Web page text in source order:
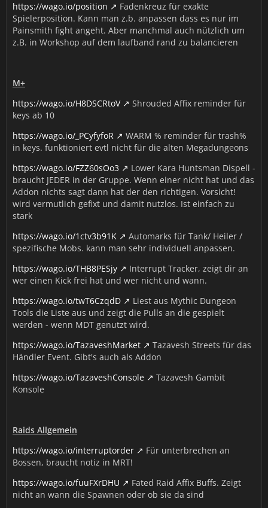
https://wago.io/position
Fadenkreuz für exakte
Spielerposition. Kann man z.b. anpassen dass es nur im
Painsmith fight angeht. Aber manchmal auch nützlich um
z.B. in Workshop auf dem laufband rand zu balancieren
M+
https://wago.io/H8DSCRtoV
Shrouded Affix reminder für
keys ab 10
https://wago.io/_PCyfyfoR
WARM % reminder für trash%
in keys. funktioniert evtl nicht für die alten Megadungeons
https://wago.io/FZZ60sOo3
Lower Kara Huntsman Dispell -
braucht JEDER in der Gruppe. Wenn einer nicht hat und das
Addon nichts sagt dann hat der den richtigen. Vorsicht!
wird vermutlich gefixt und damit nutzlos. Ist einfach zu
stark
https://wago.io/1ctv3b91K
Automarks für Tank/ Heiler /
spezifische Mobs. kann man sehr individuell anpassen.
https://wago.io/THB8PESjy
Interrupt Tracker, zeigt dir an
wer einen Kick frei hat und wer nicht und wann.
https://wago.io/twT6CzqdD
Liest aus Mythic Dungeon
Tools die Liste aus und zeigt die Pulls an die gespielt
werden - wenn MDT genutzt wird.
https://wago.io/TazaveshMarket
Tazavesh Streets für das
Händler Event. Gibt's auch als Addon
https://wago.io/TazaveshConsole
Tazavesh Gambit
Konsole
Raids Allgemein
https://wago.io/interruptorder
Für unterbrechen an
Bossen, braucht notiz in MRT!
https://wago.io/fuuFXrDHU
Fated Raid Affix Buffs. Zeigt
nicht an wann die Spawnen oder ob sie da sind